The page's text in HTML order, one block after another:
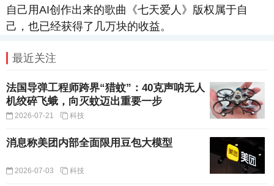
自己用AI创作出来的歌曲《七天爱人》版权属于自
己，也已经获得了几万块的收益。
最近关注
法国导弹工程师跨界“猎蚊”：40克声呐无人
机绞碎飞蛾，向灭蚊迈出重要一步
2026-07-21 科技
消息称美团内部全面限用豆包大模型
2026-07-03 科技